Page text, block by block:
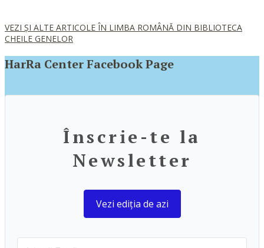
VEZI ȘI ALTE ARTICOLE ÎN LIMBA ROMÂNĂ DIN BIBLIOTECA
CHEILE GENELOR
HarRa Center Facebook Page
Înscrie-te la
Newsletter
Vezi ediția de azi